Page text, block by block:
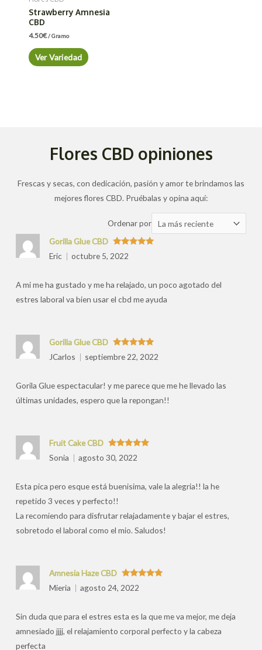
Strawberry Amnesia
CBD
4.50€/ Gramo
Ver Variedad
Flores CBD opiniones
Frescas y secas, con dedicación, pasión y amor te brindamos las
mejores flores CBD. Pruébalas y opina aquí:
Ordenar por Ordenar
las
Valorado
con
Gorilla Glue CBD
Eric
octubre 5, 2022
A mi me ha gustado y me ha relajado, un poco agotado del
estres laboral va bien usar el cbd me ayuda
Valorado
con5de 5
Gorilla Glue CBD
JCarlos
septiembre 22, 2022
Gorila Glue espectacular! y me parece que me he llevado las
últimas unidades, espero que la repongan!!
Valorado
con5de 5
Fruit Cake CBD
Sonia
agosto 30, 2022
Esta pica pero esque está buenisima, vale la alegria!! la he
repetido 3 veces y perfecto!!
La recomiendo para disfrutar relajadamente y bajar el estres,
sobretodo el laboral como el mio. Saludos!
Valorado
con5
Amnesia Haze CBD
Mieria
agosto 24, 2022
Sin duda que para el estres esta es la que me va mejor, me deja
amnesiado jjjj, el relajamiento corporal perfecto y la cabeza
perfecta